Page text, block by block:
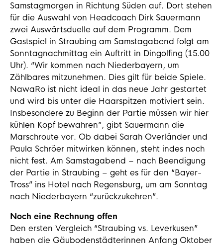
Samstagmorgen in Richtung Süden auf. Dort stehen
für die Auswahl von Headcoach Dirk Sauermann
zwei Auswärtsduelle auf dem Programm. Dem
Gastspiel in Straubing am Samstagabend folgt am
Sonntagnachmittag ein Auftritt in Dingolfing (15.00
Uhr). “Wir kommen nach Niederbayern, um
Zählbares mitzunehmen. Dies gilt für beide Spiele.
NawaRo ist nicht ideal in das neue Jahr gestartet
und wird bis unter die Haarspitzen motiviert sein.
Insbesondere zu Beginn der Partie müssen wir hier
kühlen Kopf bewahren”, gibt Sauermann die
Marschroute vor. Ob dabei Sarah Overländer und
Paula Schröer mitwirken können, steht indes noch
nicht fest. Am Samstagabend – nach Beendigung
der Partie in Straubing – geht es für den “Bayer-
Tross” ins Hotel nach Regensburg, um am Sonntag
nach Niederbayern “zurückzukehren”.
Noch eine Rechnung offen
Den ersten Vergleich “Straubing vs. Leverkusen”
haben die Gäubodenstädterinnen Anfang Oktober